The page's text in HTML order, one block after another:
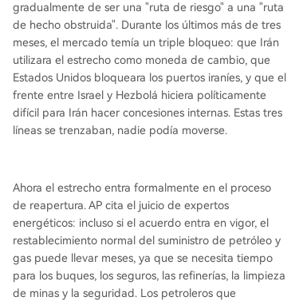
gradualmente de ser una "ruta de riesgo" a una "ruta
de hecho obstruida". Durante los últimos más de tres
meses, el mercado temía un triple bloqueo: que Irán
utilizara el estrecho como moneda de cambio, que
Estados Unidos bloqueara los puertos iraníes, y que el
frente entre Israel y Hezbolá hiciera políticamente
difícil para Irán hacer concesiones internas. Estas tres
líneas se trenzaban, nadie podía moverse.
Ahora el estrecho entra formalmente en el proceso
de reapertura. AP cita el juicio de expertos
energéticos: incluso si el acuerdo entra en vigor, el
restablecimiento normal del suministro de petróleo y
gas puede llevar meses, ya que se necesita tiempo
para los buques, los seguros, las refinerías, la limpieza
de minas y la seguridad. Los petroleros que